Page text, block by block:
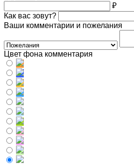
₽
Как вас зовут?
Ваши комментарии и пожелания
Цвет фона комментария